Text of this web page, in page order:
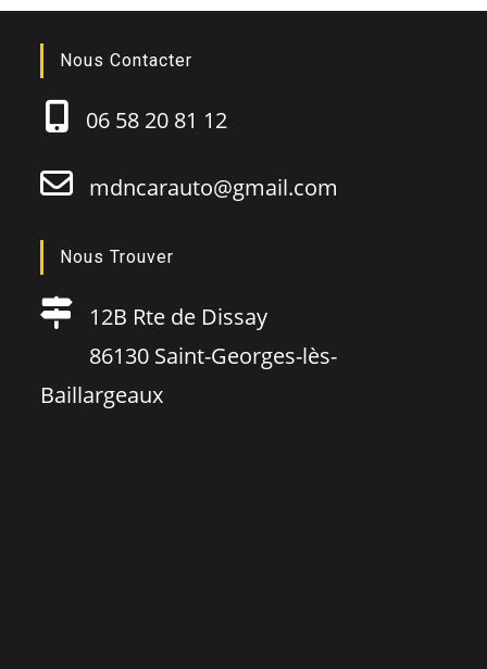
Nous Contacter
06 58 20 81 12
mdncarauto@gmail.com
Nous Trouver
12B Rte de Dissay
86130 Saint-Georges-lès-
Baillargeaux